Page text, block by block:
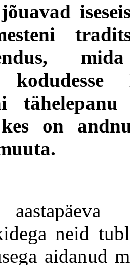
on
neid
aidanud